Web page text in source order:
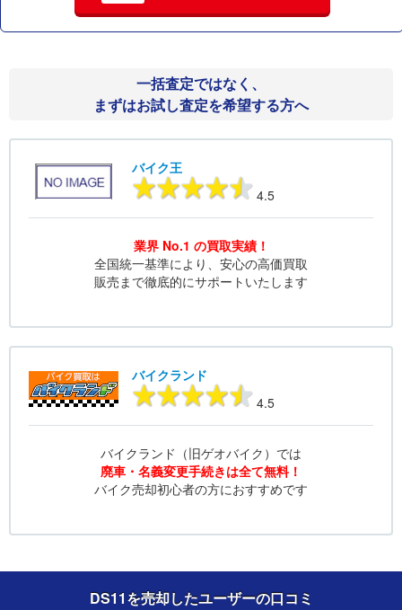
一括査定ではなく、
まずはお試し査定を希望する方へ
バイク王
4.5
業界 No.1 の買取実績！
全国統一基準により、安心の高価買取
販売まで徹底的にサポートいたします
バイクランド
4.5
バイクランド（旧ゲオバイク）では
廃車・名義変更手続きは全て無料！
バイク売却初心者の方におすすめです
DS11を売却したユーザーの口コミ